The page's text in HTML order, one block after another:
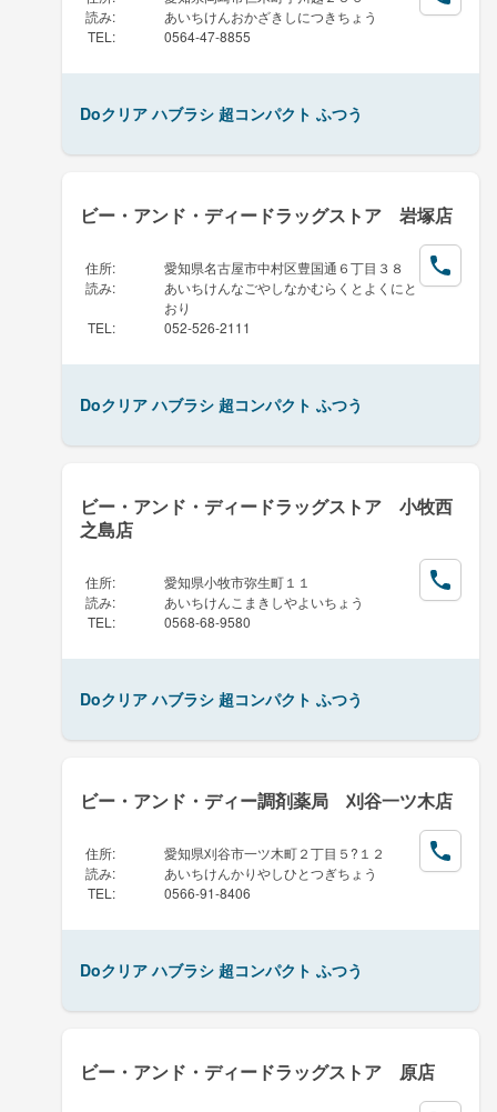
読み:
あいちけんおかざきしにつきちょう
TEL : 0564-47-8855
Doクリア ハブラシ 超コンパクト ふつう
ビー・アンド・ディードラッグストア 岩塚店
住所:
愛知県名古屋市中村区豊国通６丁目３８
読み:
あいちけんなごやしなかむらくとよくにと
おり
TEL : 052-526-2111
Doクリア ハブラシ 超コンパクト ふつう
ビー・アンド・ディードラッグストア 小牧西
之島店
住所:
愛知県小牧市弥生町１１
読み:
あいちけんこまきしやよいちょう
TEL : 0568-68-9580
Doクリア ハブラシ 超コンパクト ふつう
ビー・アンド・ディー調剤薬局 刈谷一ツ木店
住所:
愛知県刈谷市一ツ木町２丁目５?１２
読み:
あいちけんかりやしひとつぎちょう
TEL : 0566-91-8406
Doクリア ハブラシ 超コンパクト ふつう
ビー・アンド・ディードラッグストア 原店